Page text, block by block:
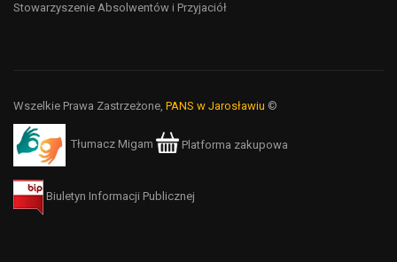
Stowarzyszenie Absolwentów i Przyjaciół
Wszelkie Prawa Zastrzeżone, PANS w Jarosławiu ©
Tłumacz Migam Platforma zakupowa
Biuletyn Informacji Publicznej